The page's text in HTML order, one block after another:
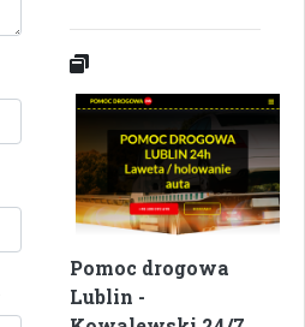
Pomoc drogowa
Lublin -